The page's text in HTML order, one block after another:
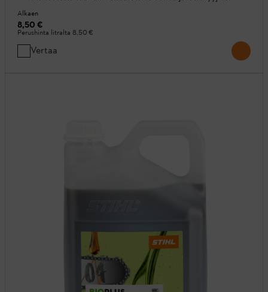
Alkaen
8,50 €
Perushinta litralta 8,50 €
Vertaa